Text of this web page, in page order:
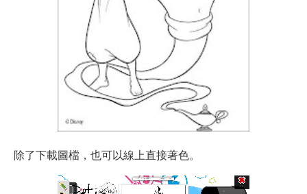
除了下載圖檔，也可以線上直接著色。